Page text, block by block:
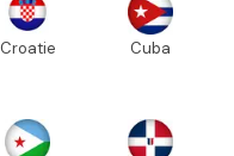
Croatie Cuba